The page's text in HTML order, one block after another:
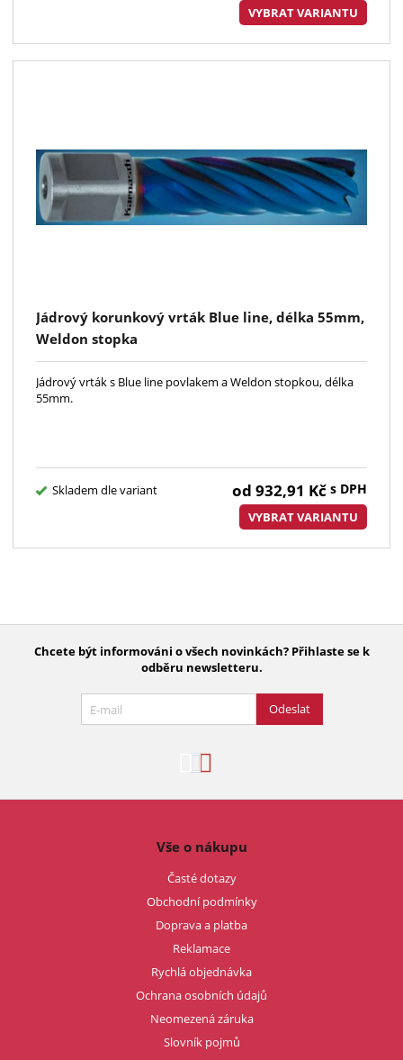
VYBRAT VARIANTU
Jádrový korunkový vrták Blue line, délka 55mm,
Weldon stopka
Jádrový vrták s Blue line povlakem a Weldon stopkou, délka
55mm.
Skladem dle variant od 932,91 Kč s DPH
VYBRAT VARIANTU
Chcete být informováni o všech novinkách? Přihlaste se k
odběru newsletteru.
Odeslat
Vše o nákupu
Časté dotazy
Obchodní podmínky
Doprava a platba
Reklamace
Rychlá objednávka
Ochrana osobních údajů
Neomezená záruka
Slovník pojmů